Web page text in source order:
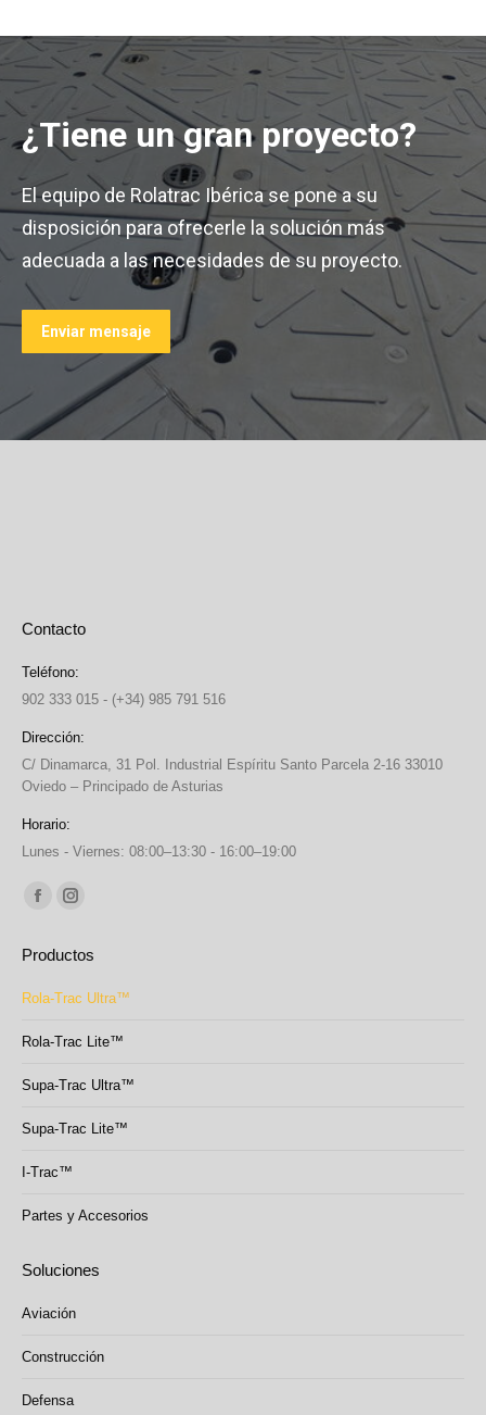
¿Tiene un gran proyecto?
El equipo de Rolatrac Ibérica se pone a su
disposición para ofrecerle la solución más
adecuada a las necesidades de su proyecto.
Enviar mensaje
Contacto
Teléfono:
902 333 015 - (+34) 985 791 516
Dirección:
C/ Dinamarca, 31 Pol. Industrial Espíritu Santo Parcela 2-16 33010
Oviedo – Principado de Asturias
Horario:
Lunes - Viernes: 08:00–13:30 - 16:00–19:00
Find us on:
Facebook
opens
in
window
Instagram
opens
in
window
Productos
Rola-Trac Ultra™
Rola-Trac Lite™
Supa-Trac Ultra™
Supa-Trac Lite™
I-Trac™
Partes y Accesorios
Soluciones
Aviación
Construcción
Defensa